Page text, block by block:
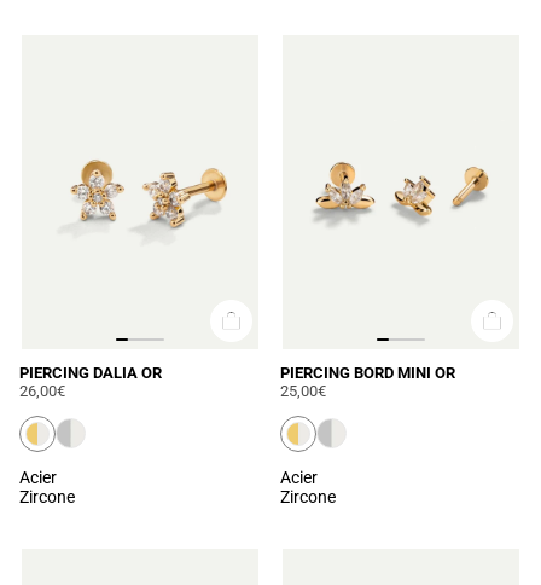
PIERCING DALIA OR
26,00€
Acier
Zircone
PIERCING BORD MINI OR
25,00€
Acier
Zircone